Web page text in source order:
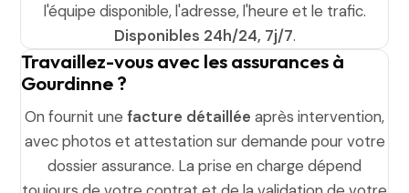
l'équipe disponible, l'adresse, l'heure et le trafic.
Disponibles 24h/24, 7j/7.
Travaillez-vous avec les assurances à
Gourdinne ?
On fournit une facture détaillée après intervention,
avec photos et attestation sur demande pour votre
dossier assurance. La prise en charge dépend